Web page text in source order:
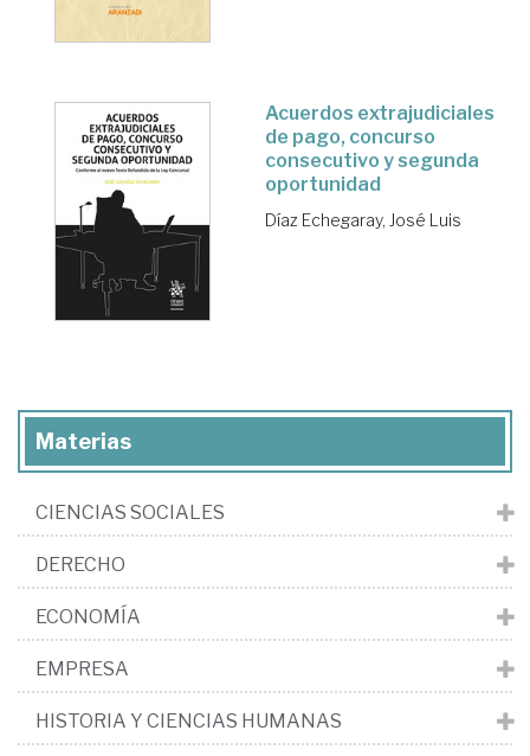
Acuerdos extrajudiciales
de pago, concurso
consecutivo y segunda
oportunidad
Díaz Echegaray, José Luis
Materias
CIENCIAS SOCIALES
DERECHO
ECONOMÍA
EMPRESA
HISTORIA Y CIENCIAS HUMANAS